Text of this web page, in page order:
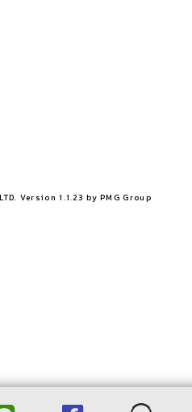
Version 1.1.23 by PMG Group